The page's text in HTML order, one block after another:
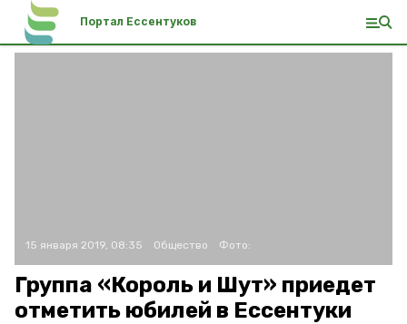
Портал Ессентуков
15 января 2019, 08:35 Общество Фото:
Группа «Король и Шут» приедет
отметить юбилей в Ессентуки